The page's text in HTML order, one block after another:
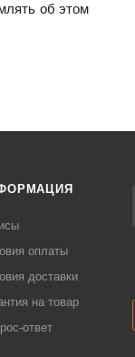
об этом
оплаты
доставки
на товар
ответ